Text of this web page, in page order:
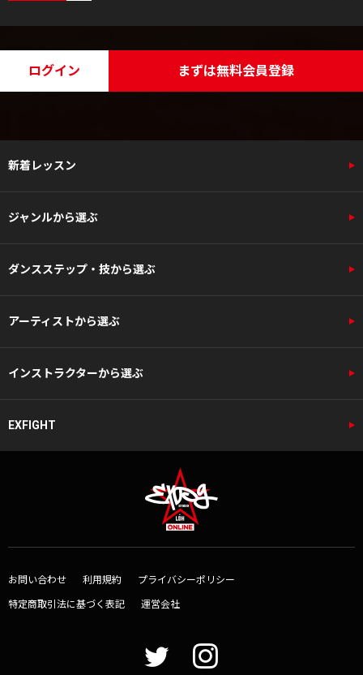
ログイン まずは無料会員登録
新着レッスン
ジャンルから選ぶ
ダンスステップ・技から選ぶ
アーティストから選ぶ
インストラクターから選ぶ
EXFIGHT
お問い合わせ 利用規約 プライバシーポリシー
特定商取引法に基づく表記 運営会社